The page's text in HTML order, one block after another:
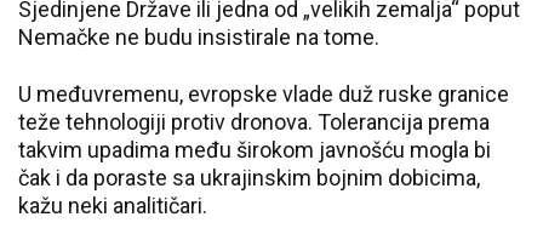
Sjedinjene Države ili jedna od „velikih zemalja“ poput
Nemačke ne budu insistirale na tome.
U međuvremenu, evropske vlade duž ruske granice
teže tehnologiji protiv dronova. Tolerancija prema
takvim upadima među širokom javnošću mogla bi
čak i da poraste sa ukrajinskim bojnim dobicima,
kažu neki analitičari.